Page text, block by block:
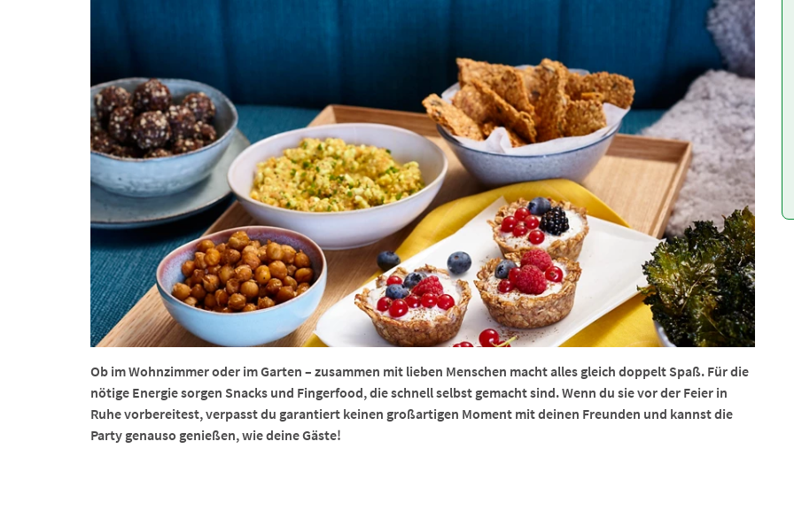
Ob im Wohnzimmer oder im Garten – zusammen mit lieben Menschen macht alles gleich doppelt Spaß. Für die
nötige Energie sorgen Snacks und Fingerfood, die schnell selbst gemacht sind. Wenn du sie vor der Feier in
Ruhe vorbereitest, verpasst du garantiert keinen großartigen Moment mit deinen Freunden und kannst die
Party genauso genießen, wie deine Gäste!